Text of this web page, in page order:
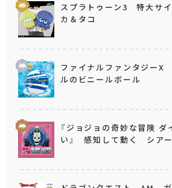
スプラトゥーン3 特大サ
カ＆タコ
ファイナルファンタジー
ルのビニールボール
『ジョジョの奇妙な冒険 ダ
い』 感知して動く シア